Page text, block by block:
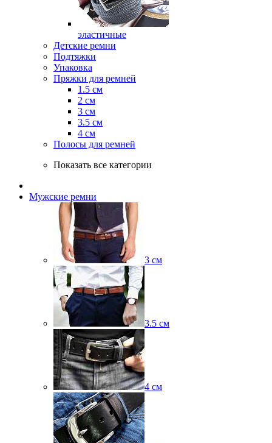
эластичные
Детские ремни
Подтяжки
Упаковка
Пряжки для ремней
1.5 см
2 см
3 см
3.5 см
4 см
Полосы для ремней
Показать все категории
Мужские ремни
3 см
3.5 см
4 см